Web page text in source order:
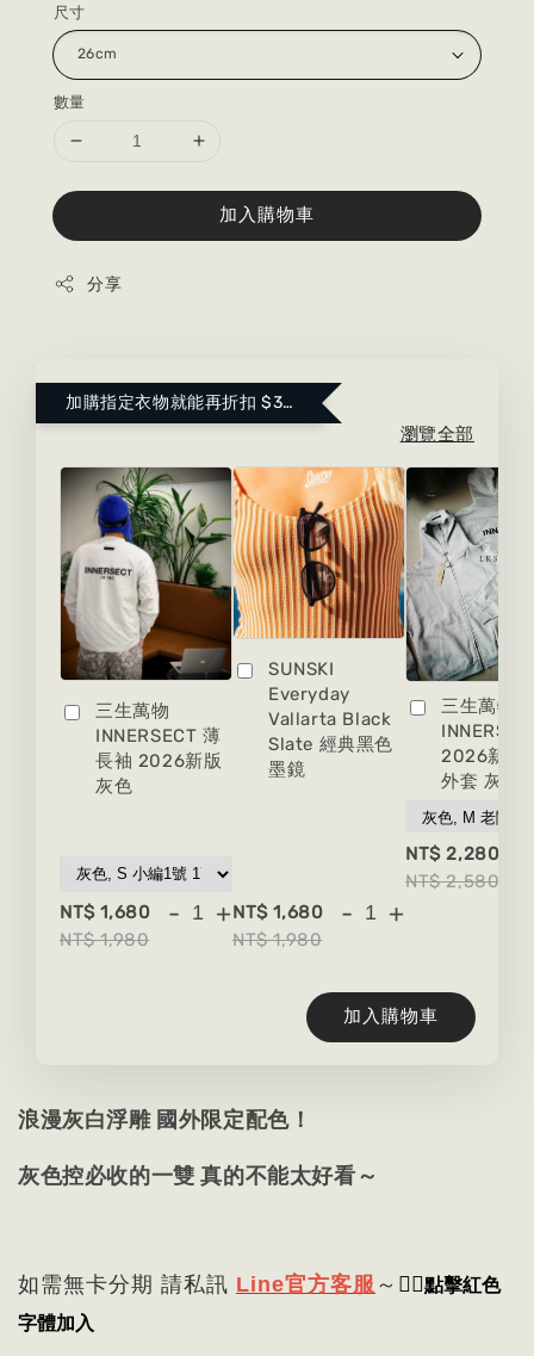
尺寸
數量
加入購物車
分享
加購指定衣物就能再折扣 $300 ！點這裡看更多～
瀏覽全部
三生萬物
INNERSECT 薄
長袖 2026新版
灰色
NT$ 1,680
NT$ 1,980
- +
SUNSKI
Everyday
Vallarta Black
Slate 經典黑色
墨鏡
NT$ 1,680
NT$ 1,980
- +
三生萬物
2026新版
外套 灰色
NT$ 2,280
NT$ 2,580
加入購物車
浪漫灰白浮雕 國外限定配色！
灰色控必收的一雙 真的不能太好看～
如需無卡分期 請私訊 Line官方客服 ～ 👈🏻點擊紅色
字體加入